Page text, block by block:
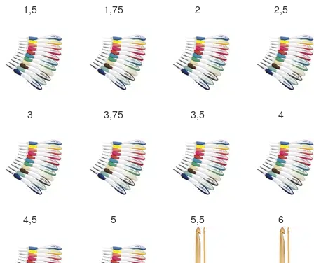
1,5 1,75 2 2,5
3 3,75 3,5 4
4,5 5 5,5 6